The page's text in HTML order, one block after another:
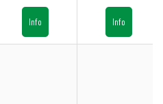
Info Info